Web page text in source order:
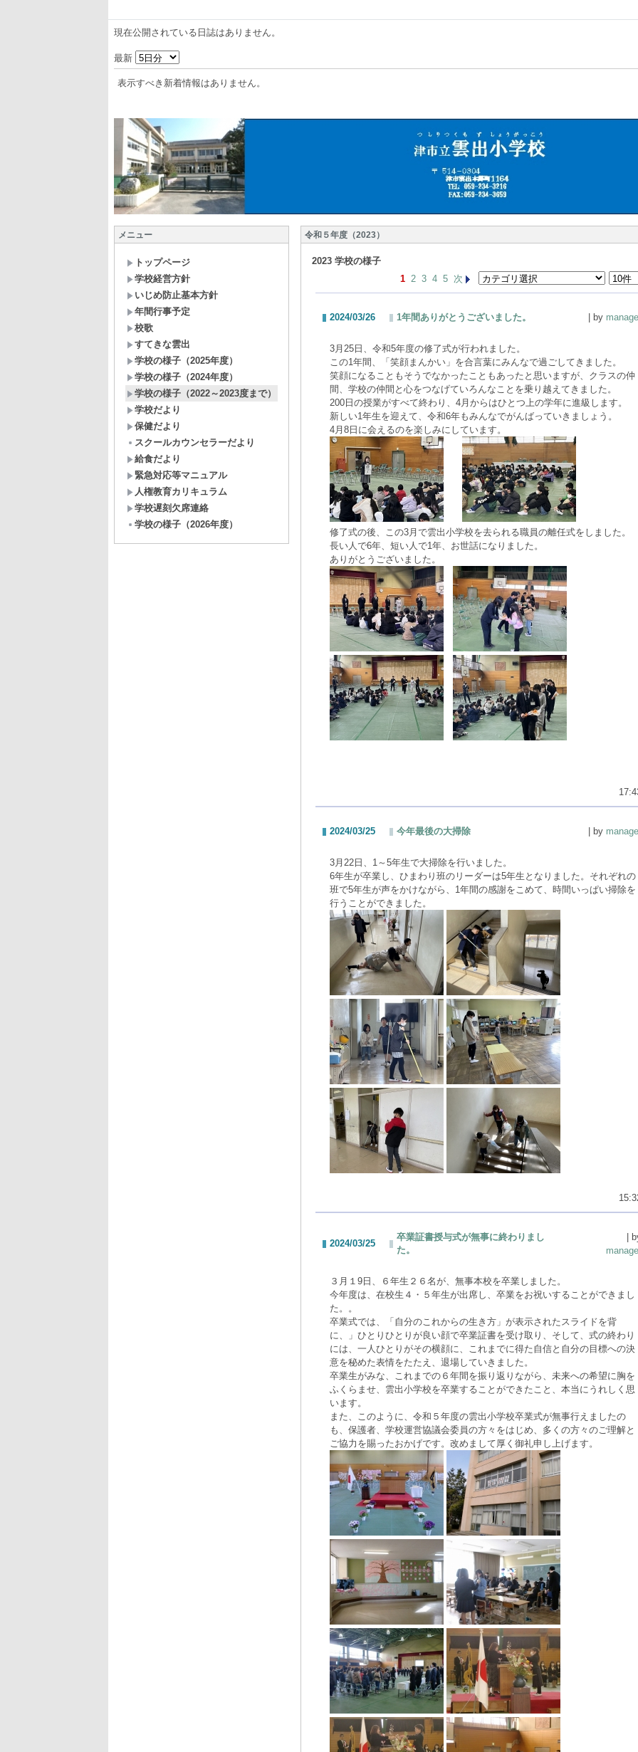
現在公開されている日誌はありません。
最新
表示すべき新着情報はありません。
メニュー
トップページ
学校経営方針
いじめ防止基本方針
年間行事予定
校歌
すてきな雲出
学校の様子（2025年度）
学校の様子（2024年度）
学校の様子（2022～2023度まで）
学校だより
保健だより
スクールカウンセラーだより
給食だより
緊急対応等マニュアル
人権教育カリキュラム
学校遅刻欠席連絡
学校の様子（2026年度）
令和５年度（2023）
2023 学校の様子
1 2 3 4 5 次
2024/03/26 1年間ありがとうございました。 | by
3月25日、令和5年度の修了式が行われました。
この1年間、「笑顔まんかい」を合言葉にみんなで過ごしてきました。
笑顔になることもそうでなかったこともあったと思いますが、クラスの仲
間、学校の仲間と心をつなげていろんなことを乗り越えてきました。
200日の授業がすべて終わり、4月からはひとつ上の学年に進級します。
新しい1年生を迎えて、令和6年もみんなでがんばっていきましょう。
4月8日に会えるのを楽しみにしています。
修了式の後、この3月で雲出小学校を去られる職員の離任式をしました。
長い人で6年、短い人で1年、お世話になりました。
ありがとうございました。
2024/03/25 今年最後の大掃除 | by
3月22日、1～5年生で大掃除を行いました。
6年生が卒業し、ひまわり班のリーダーは5年生となりました。それぞれの
班で5年生が声をかけながら、1年間の感謝をこめて、時間いっぱい掃除を
行うことができました。
2024/03/25
卒業証書授与式が無事に終わりまし
た。
|
３月１9日、６年生２６名が、無事本校を卒業しました。
今年度は、在校生４・５年生が出席し、卒業をお祝いすることができまし
た。。
卒業式では、「自分のこれからの生き方」が表示されたスライドを背
に、」ひとりひとりが良い顔で卒業証書を受け取り、そして、式の終わり
には、一人ひとりがその横顔に、これまでに得た自信と自分の目標への決
意を秘めた表情をたたえ、退場していきました。
卒業生がみな、これまでの６年間を振り返りながら、未来への希望に胸を
ふくらませ、雲出小学校を卒業することができたこと、本当にうれしく思
います。
また、このように、令和５年度の雲出小学校卒業式が無事行えましたの
も、保護者、学校運営協議会委員の方々をはじめ、多くの方々のご理解と
ご協力を賜ったおかげです。改めまして厚く御礼申し上げます。